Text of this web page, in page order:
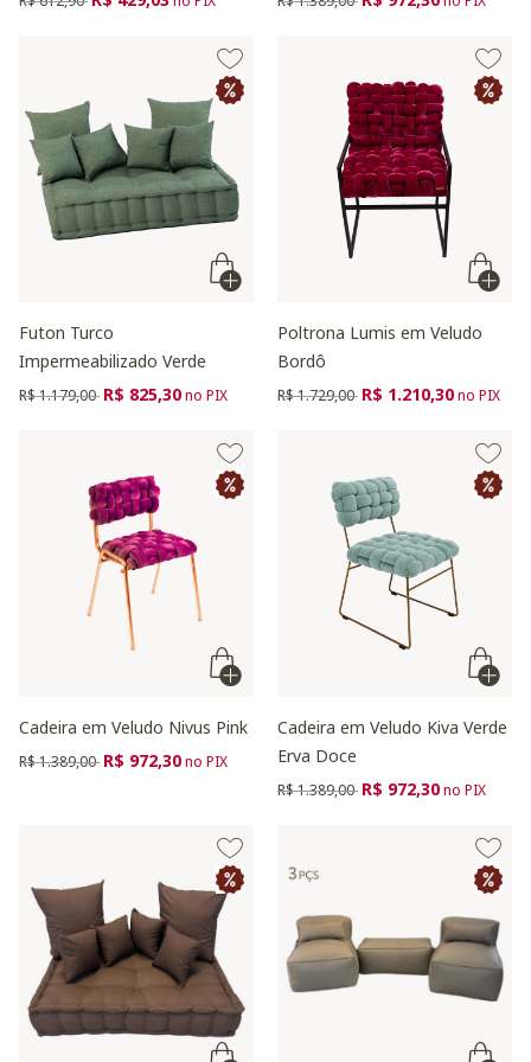
Futon Turco
Impermeabilizado Verde
Preço reduzido de
R$ 1.179,00 para
R$ 825,30no PIX
Poltrona Lumis em Veludo
Bordô
Preço reduzido de
R$ 1.729,00 para
R$ 1.210,30no PIX
Cadeira em Veludo Nivus Pink
Preço reduzido de
R$ 1.389,00 para
R$ 972,30no PIX
Cadeira em Veludo Kiva Verde
Erva Doce
Preço reduzido de
R$ 1.389,00 para
R$ 972,30no PIX